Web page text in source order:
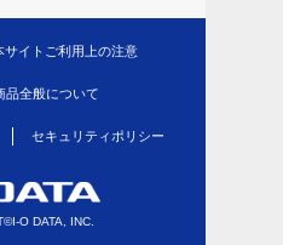
サイトご利用上の注意
品全般について
セキュリティポリシー
O DATA, INC.